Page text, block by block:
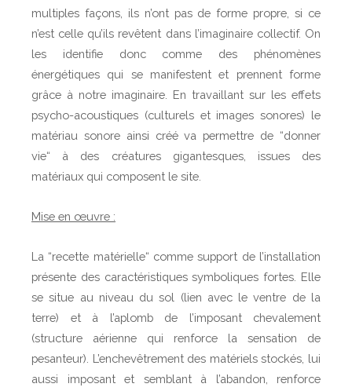
multiples façons, ils n’ont pas de forme propre, si ce
n’est celle qu’ils revêtent dans l’imaginaire collectif. On
les identifie donc comme des phénomènes
énergétiques qui se manifestent et prennent forme
grâce à notre imaginaire. En travaillant sur les effets
psycho-acoustiques (culturels et images sonores) le
matériau sonore ainsi créé va permettre de “donner
vie“ à des créatures gigantesques, issues des
matériaux qui composent le site.
Mise en œuvre :
La “recette matérielle“ comme support de l’installation
présente des caractéristiques symboliques fortes. Elle
se situe au niveau du sol (lien avec le ventre de la
terre) et à l’aplomb de l’imposant chevalement
(structure aérienne qui renforce la sensation de
pesanteur). L’enchevêtrement des matériels stockés, lui
aussi imposant et semblant à l’abandon, renforce